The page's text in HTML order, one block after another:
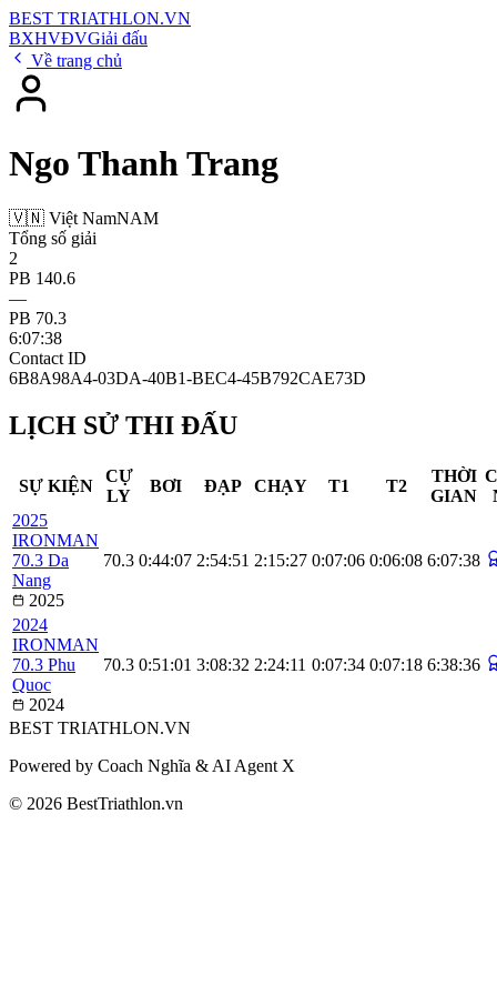
BEST TRIATHLON.VN
BXHVĐVGiải đấu
Về trang chủ
Ngo Thanh Trang
🇻🇳 Việt NamNAM
Tổng số giải
2
PB 140.6
—
PB 70.3
6:07:38
Contact ID
6B8A98A4-03DA-40B1-BEC4-45B792CAE73D
LỊCH SỬ THI ĐẤU
SỰ KIỆN
CỰ
LY
BƠI ĐẠP CHẠY T1 T2
THỜI
GIAN
2025
IRONMAN
70.3 Da
Nang
2025
70.3 0:44:07 2:54:51 2:15:27 0:07:06 0:06:08 6:07:38
2024
IRONMAN
70.3 Phu
Quoc
2024
70.3 0:51:01 3:08:32 2:24:11 0:07:34 0:07:18 6:38:36
BEST TRIATHLON.VN
Powered by Coach Nghĩa & AI Agent X
© 2026 BestTriathlon.vn